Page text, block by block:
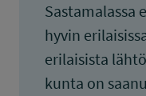
Sastamalassa
hyvin
erilaisista
kunta on